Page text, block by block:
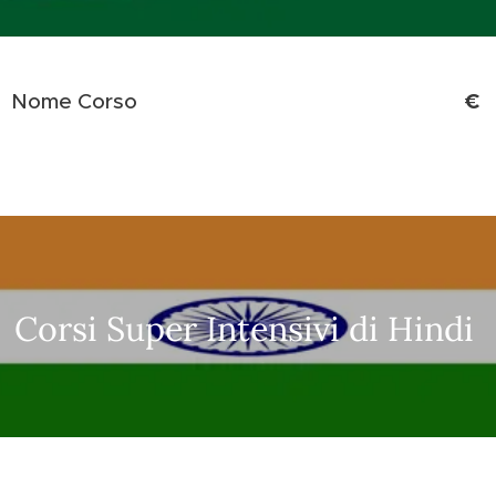
Nome Corso €
Corsi Super Intensivi di Hindi